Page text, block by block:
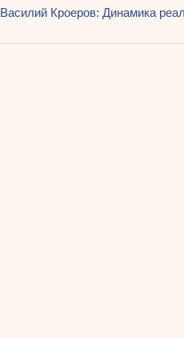
Предыдущая
Василий Кроеров: Динамика